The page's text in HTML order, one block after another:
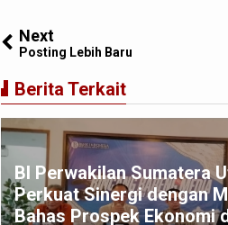
Next
Posting Lebih Baru
Berita Terkait
BI Perwakilan Sumatera
Perkuat Sinergi dengan
Bahas Prospek Ekonomi